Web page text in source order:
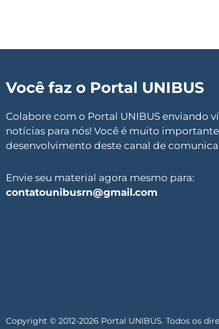
Você faz o Portal UNIBUS
Colabore com o Portal UNIBUS enviando
notícias para nós! Você é muito
desenvolvimento deste canal de
Envie seu material agora mesmo para:
contatounibusrn@gmail.com
Copyright © 2012-2026 Portal UNIBUS. Todos os